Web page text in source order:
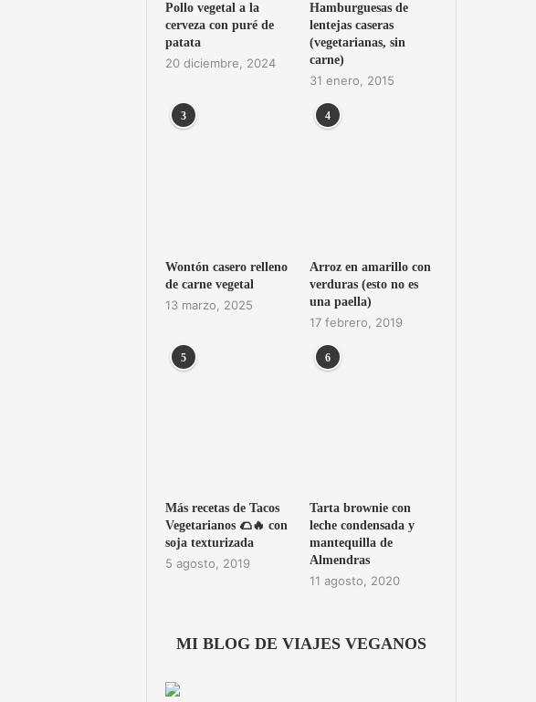
Pollo vegetal a la
cerveza con puré de
patata
20 diciembre, 2024
Hamburguesas de
lentejas caseras
(vegetarianas, sin
carne)
31 enero, 2015
3
Wontón casero relleno
de carne vegetal
13 marzo, 2025
4
Arroz en amarillo con
verduras (esto no es
una paella)
17 febrero, 2019
5
Más recetas de Tacos
Vegetarianos 🌮🔥 con
soja texturizada
5 agosto, 2019
6
Tarta brownie con
leche condensada y
mantequilla de
Almendras
11 agosto, 2020
MI BLOG DE VIAJES VEGANOS